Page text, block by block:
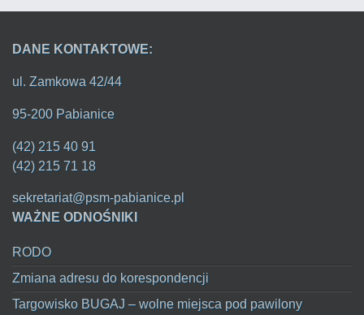
DANE KONTAKTOWE:
ul. Zamkowa 42/44
95-200 Pabianice
(42) 215 40 91
(42) 215 71 18
sekretariat@psm-pabianice.pl
WAŻNE ODNOŚNIKI
RODO
Zmiana adresu do korespondencji
Targowisko BUGAJ – wolne miejsca pod pawilony